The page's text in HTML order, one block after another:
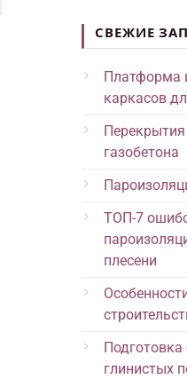
СВЕЖИЕ
Платформа
каркасов
газобетона
ТОП-7
плесени
Подготовка
глинистых